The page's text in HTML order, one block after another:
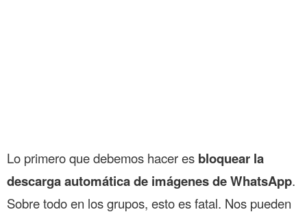
Lo primero que debemos hacer es bloquear la
descarga automática de imágenes de WhatsApp.
Sobre todo en los grupos, esto es fatal. Nos pueden